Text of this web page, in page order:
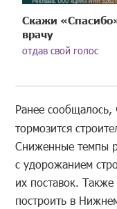
Скажи
врачу
отдав свой голос
Ранее
тормозится
Сниженные темпы
с удорожанием
их поставок.
построить в